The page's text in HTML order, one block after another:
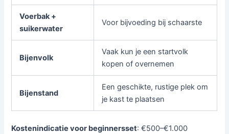
Voerbak +
suikerwater
Voor bijvoeding bij schaarste
Bijenvolk
Vaak kun je een startvolk
kopen of overnemen
Bijenstand
Een geschikte, rustige plek om
je kast te plaatsen
Kostenindicatie voor beginnersset: €500–€1.000